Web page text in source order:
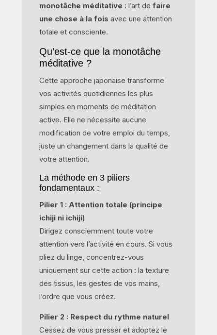
monotâche méditative : l’art de faire
une chose à la fois avec une attention
totale et consciente.
Qu’est-ce que la monotâche
méditative ?
Cette approche japonaise transforme
vos activités quotidiennes les plus
simples en moments de méditation
active. Elle ne nécessite aucune
modification de votre emploi du temps,
juste un changement dans la qualité de
votre attention.
La méthode en 3 piliers
fondamentaux :
Pilier 1 : Attention totale (principe
ichiji ni ichiji)
Dirigez consciemment toute votre
attention vers l’activité en cours. Si vous
pliez du linge, concentrez-vous
uniquement sur cette action : la texture
des tissus, les gestes de vos mains,
l’ordre que vous créez.
Pilier 2 : Respect du rythme naturel
Cessez de vous presser et adoptez le